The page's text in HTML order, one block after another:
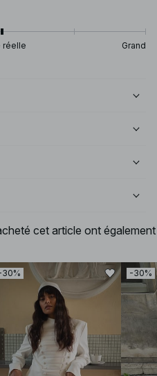
réelle Grand
cet article ont également
30% -30%